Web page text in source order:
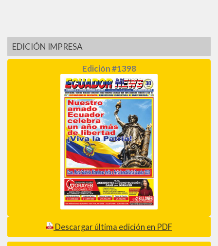
EDICIÓN IMPRESA
Edición #1398
Descargar última edición en PDF